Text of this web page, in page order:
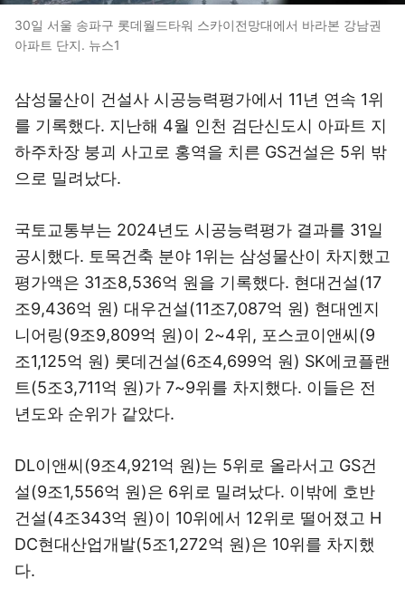
30일 서울 송파구 롯데월드타워 스카이전망대에서 바라본 강남권
아파트 단지. 뉴스1
삼성물산이 건설사 시공능력평가에서 11년 연속 1위
를 기록했다. 지난해 4월 인천 검단신도시 아파트 지
하주차장 붕괴 사고로 홍역을 치른 GS건설은 5위 밖
으로 밀려났다.
국토교통부는 2024년도 시공능력평가 결과를 31일
공시했다. 토목건축 분야 1위는 삼성물산이 차지했고
평가액은 31조8,536억 원을 기록했다. 현대건설(17
조9,436억 원) 대우건설(11조7,087억 원) 현대엔지
니어링(9조9,809억 원)이 2~4위, 포스코이앤씨(9
조1,125억 원) 롯데건설(6조4,699억 원) SK에코플랜
트(5조3,711억 원)가 7~9위를 차지했다. 이들은 전
년도와 순위가 같았다.
DL이앤씨(9조4,921억 원)는 5위로 올라서고 GS건
설(9조1,556억 원)은 6위로 밀려났다. 이밖에 호반
건설(4조343억 원)이 10위에서 12위로 떨어졌고 H
DC현대산업개발(5조1,272억 원)은 10위를 차지했
다.